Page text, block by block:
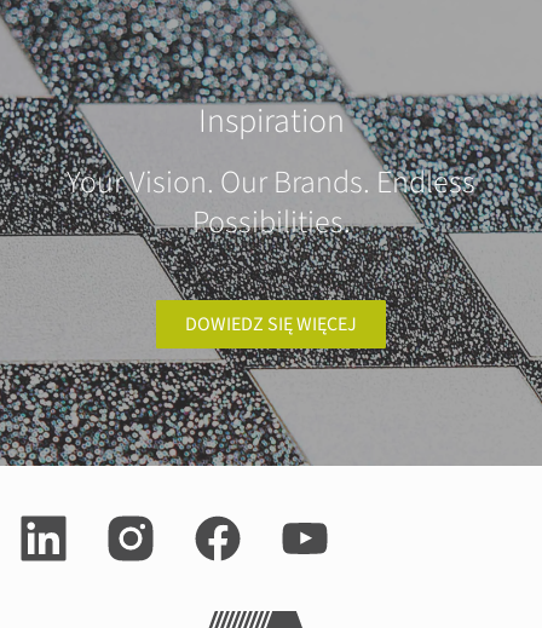
Inspiration
Your Vision. Our Brands. Endless
Possibilities.
DOWIEDZ SIĘ WIĘCEJ